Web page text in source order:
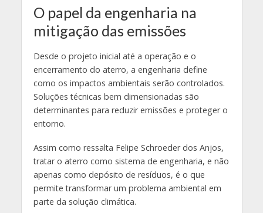
O papel da engenharia na
mitigação das emissões
Desde o projeto inicial até a operação e o
encerramento do aterro, a engenharia define
como os impactos ambientais serão controlados.
Soluções técnicas bem dimensionadas são
determinantes para reduzir emissões e proteger o
entorno.
Assim como ressalta Felipe Schroeder dos Anjos,
tratar o aterro como sistema de engenharia, e não
apenas como depósito de resíduos, é o que
permite transformar um problema ambiental em
parte da solução climática.